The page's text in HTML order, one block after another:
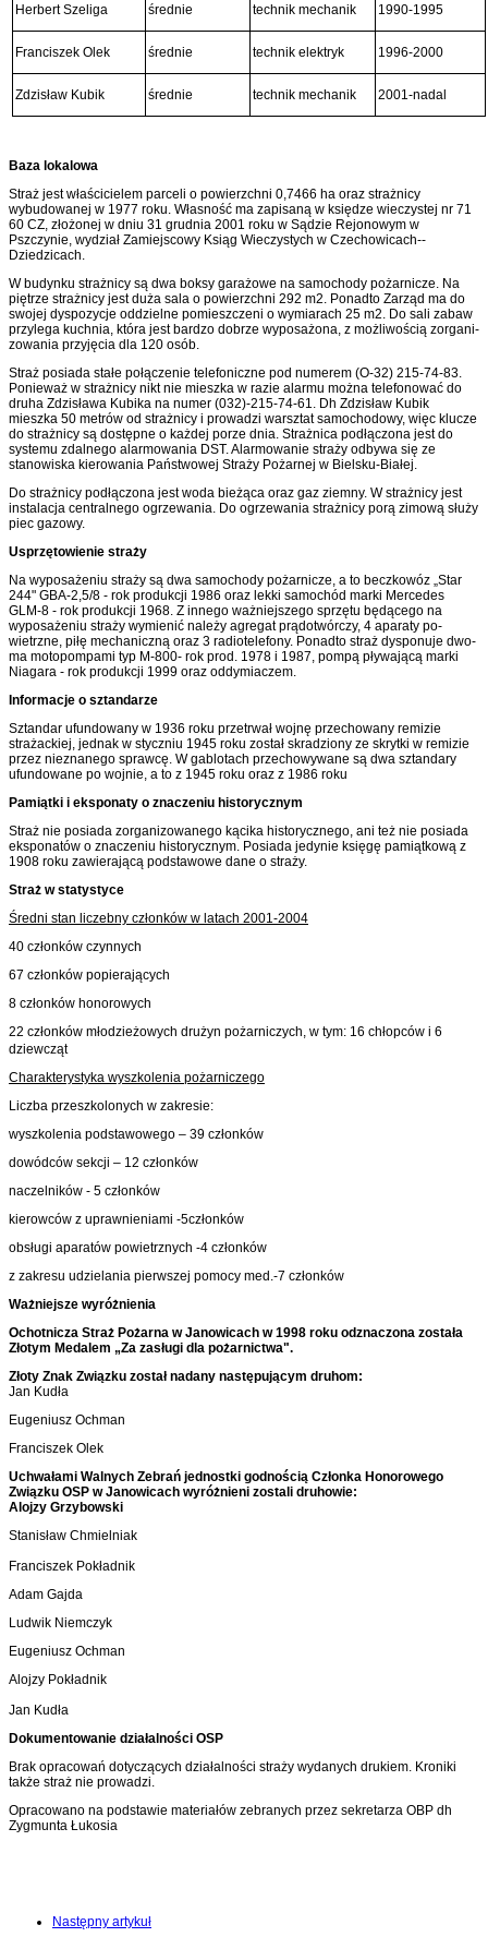
Herbert Szeliga średnie technik mechanik 1990-1995
Franciszek Olek średnie technik elektryk 1996-2000
Zdzisław Kubik średnie technik mechanik 2001-nadal
Baza lokalowa
Straż jest właścicielem parceli o powierzchni 0,7466 ha oraz strażnicy
wybudowanej w 1977 roku. Własność ma zapisaną w księdze wieczystej nr 71
60 CZ, złożonej w dniu 31 grudnia 2001 roku w Sądzie Rejonowym w
Pszczynie, wydział Zamiejscowy Ksiąg Wieczystych w Czechowicach--
Dziedzicach.
W budynku strażnicy są dwa boksy garażowe na samochody pożarnicze. Na
piętrze strażnicy jest duża sala o powierzchni 292 m2. Ponadto Zarząd ma do
swojej dyspozycje oddzielne pomieszczeni o wymiarach 25 m2. Do sali zabaw
przylega kuchnia, która jest bardzo dobrze wyposażona, z możliwością zorgani­
zowania przyjęcia dla 120 osób.
Straż posiada stałe połączenie telefoniczne pod numerem (O-32) 215-74-83.
Ponieważ w strażnicy nikt nie mieszka w razie alarmu można telefonować do
druha Zdzisława Kubika na numer (032)-215-74-61. Dh Zdzisław Kubik
mieszka 50 metrów od strażnicy i prowadzi warsztat samochodowy, więc klucze
do strażnicy są dostępne o każdej porze dnia. Strażnica podłączona jest do
systemu zdalnego alarmowania DST. Alarmowanie straży odbywa się ze
stanowiska kierowania Państwowej Straży Pożarnej w Bielsku-Białej.
Do strażnicy podłączona jest woda bieżąca oraz gaz ziemny. W strażnicy jest
instalacja centralnego ogrzewania. Do ogrzewania strażnicy porą zimową służy
piec gazowy.
Usprzętowienie straży
Na wyposażeniu straży są dwa samochody pożarnicze, a to beczkowóz „Star
244" GBA-2,5/8 - rok produkcji 1986 oraz lekki samochód marki Mercedes
GLM-8 - rok produkcji 1968. Z innego ważniejszego sprzętu będącego na
wyposażeniu straży wymienić należy agregat prądotwórczy, 4 aparaty po­
wietrzne, piłę mechaniczną oraz 3 radiotelefony. Ponadto straż dysponuje dwo­
ma motopompami typ M-800- rok prod. 1978 i 1987, pompą pływającą marki
Niagara - rok produkcji 1999 oraz oddymiaczem.
Informacje o sztandarze
Sztandar ufundowany w 1936 roku przetrwał wojnę przechowany remizie
strażackiej, jednak w styczniu 1945 roku został skradziony ze skrytki w remi­zie
przez nieznanego sprawcę. W gablotach przechowywane są dwa sztandary
ufundowane po wojnie, a to z 1945 roku oraz z 1986 roku
Pamiątki i eksponaty o znaczeniu historycznym
Straż nie posiada zorganizowanego kącika historycznego, ani też nie posia­da
eksponatów o znaczeniu historycznym. Posiada jedynie księgę pamiątkową z
1908 roku zawierającą podstawowe dane o straży.
Straż w statystyce
Średni stan liczebny członków w latach 2001-2004
40 członków czynnych
67 członków popierających
8 członków honorowych
22 członków młodzieżowych drużyn pożarniczych, w tym: 16 chłopców i 6
dziewcząt
Charakterystyka wyszkolenia pożarniczego
Liczba przeszkolonych w zakresie:
wyszkolenia podstawowego – 39 członków
dowódców sekcji – 12 członków
naczelników - 5 członków
kierowców z uprawnieniami -5członków
obsługi aparatów powietrznych -4 członków
z zakresu udzielania pierwszej pomocy med.-7 członków
Ważniejsze wyróżnienia
Ochotnicza Straż Pożarna w Janowicach w 1998 roku odznaczona została
Złotym Medalem „Za zasługi dla pożarnictwa".
Złoty Znak Związku został nadany następującym druhom:
Jan Kudła
Eugeniusz Ochman
Franciszek Olek
Uchwałami Walnych Zebrań jednostki godnością Członka Honorowego
Związku OSP w Janowicach wyróżnieni zostali druhowie:
Alojzy Grzybowski
Stanisław Chmielniak
Franciszek Pokładnik
Adam Gajda
Ludwik Niemczyk
Eugeniusz Ochman
Alojzy Pokładnik
Jan Kudła
Dokumentowanie działalności OSP
Brak opracowań dotyczących działalności straży wydanych drukiem. Kroniki
także straż nie prowadzi.
Opracowano na podstawie materiałów zebranych przez sekretarza OBP dh
Zygmunta Łukosia
Następny artykuł